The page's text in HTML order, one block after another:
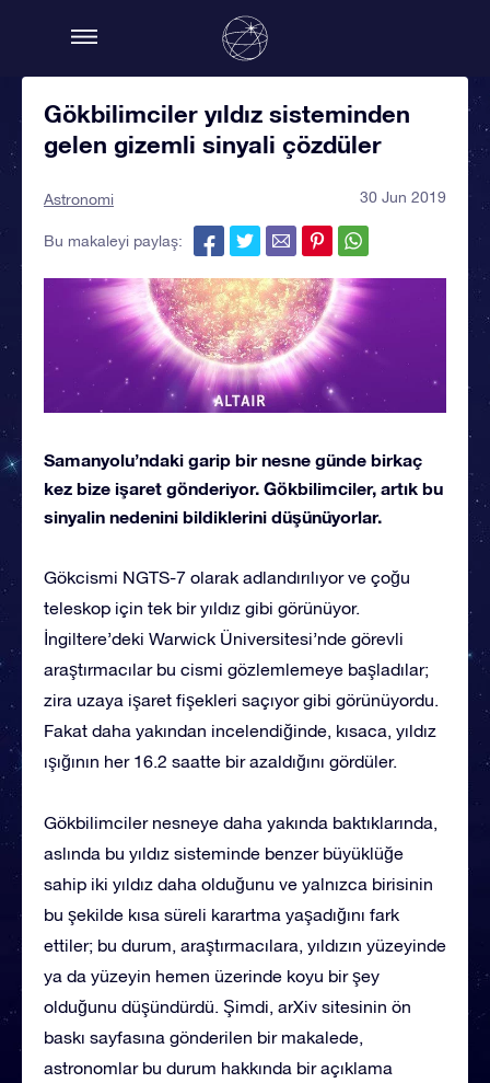
Gökbilimciler yıldız sisteminden
gelen gizemli sinyali çözdüler
Astronomi 30 Jun 2019
Bu makaleyi paylaş:
Samanyolu’ndaki garip bir nesne günde birkaç
kez bize işaret gönderiyor. Gökbilimciler, artık bu
sinyalin nedenini bildiklerini düşünüyorlar.
Gökcismi NGTS-7 olarak adlandırılıyor ve çoğu
teleskop için tek bir yıldız gibi görünüyor.
İngiltere’deki Warwick Üniversitesi’nde görevli
araştırmacılar bu cismi gözlemlemeye başladılar;
zira uzaya işaret fişekleri saçıyor gibi görünüyordu.
Fakat daha yakından incelendiğinde, kısaca, yıldız
ışığının her 16.2 saatte bir azaldığını gördüler.
Gökbilimciler nesneye daha yakında baktıklarında,
aslında bu yıldız sisteminde benzer büyüklüğe
sahip iki yıldız daha olduğunu ve yalnızca birisinin
bu şekilde kısa süreli karartma yaşadığını fark
ettiler; bu durum, araştırmacılara, yıldızın yüzeyinde
ya da yüzeyin hemen üzerinde koyu bir şey
olduğunu düşündürdü. Şimdi, arXiv sitesinin ön
baskı sayfasına gönderilen bir makalede,
astronomlar bu durum hakkında bir açıklama